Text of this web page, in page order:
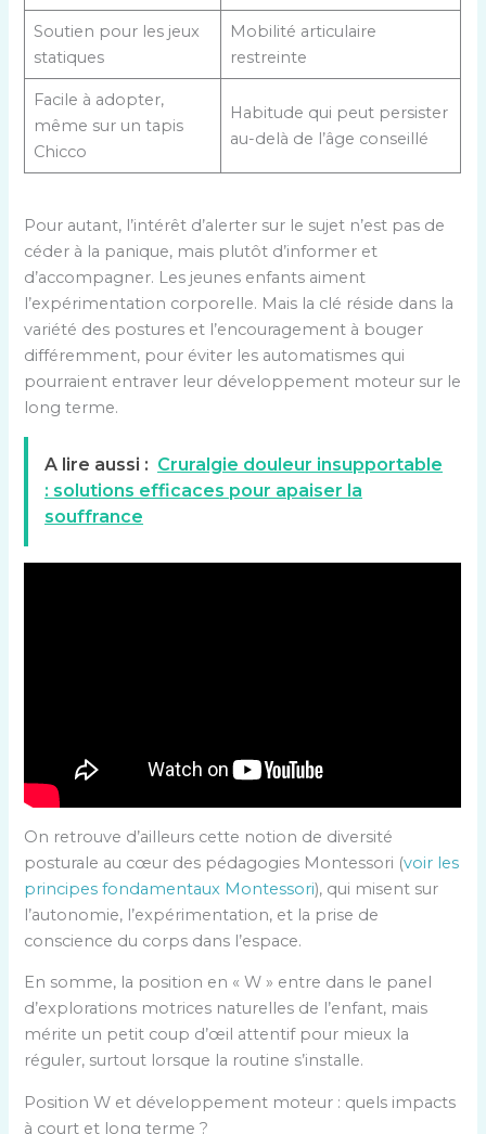
Soutien pour les jeux
statiques
Mobilité articulaire
restreinte
Facile à adopter,
même sur un tapis
Chicco
Habitude qui peut persister
au-delà de l’âge conseillé
Pour autant, l’intérêt d’alerter sur le sujet n’est pas de
céder à la panique, mais plutôt d’informer et
d’accompagner. Les jeunes enfants aiment
l’expérimentation corporelle. Mais la clé réside dans la
variété des postures et l’encouragement à bouger
différemment, pour éviter les automatismes qui
pourraient entraver leur développement moteur sur le
long terme.
A lire aussi : Cruralgie douleur insupportable
: solutions efficaces pour apaiser la
souffrance
On retrouve d’ailleurs cette notion de diversité
posturale au cœur des pédagogies Montessori (voir les
principes fondamentaux Montessori), qui misent sur
l’autonomie, l’expérimentation, et la prise de
conscience du corps dans l’espace.
En somme, la position en « W » entre dans le panel
d’explorations motrices naturelles de l’enfant, mais
mérite un petit coup d’œil attentif pour mieux la
réguler, surtout lorsque la routine s’installe.
Position W et développement moteur : quels impacts
à court et long terme ?